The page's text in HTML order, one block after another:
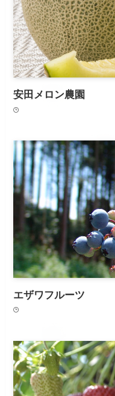
安田メロン農園
エザワフルーツ